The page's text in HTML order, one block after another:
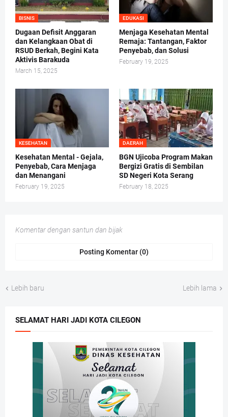
BISNIS
Dugaan Defisit Anggaran
dan Kelangkaan Obat di
RSUD Berkah, Begini Kata
Aktivis Barakuda
March 15, 2025
EDUKASI
Menjaga Kesehatan Mental
Remaja: Tantangan, Faktor
Penyebab, dan Solusi
February 19, 2025
KESEHATAN
Kesehatan Mental - Gejala,
Penyebab, Cara Menjaga
dan Menangani
February 19, 2025
DAERAH
BGN Ujicoba Program Makan
Bergizi Gratis di Sembilan
SD Negeri Kota Serang
February 18, 2025
Komentar dengan santun dan bijak
Posting Komentar (0)
Lebih baru Lebih lama
SELAMAT HARI JADI KOTA CILEGON